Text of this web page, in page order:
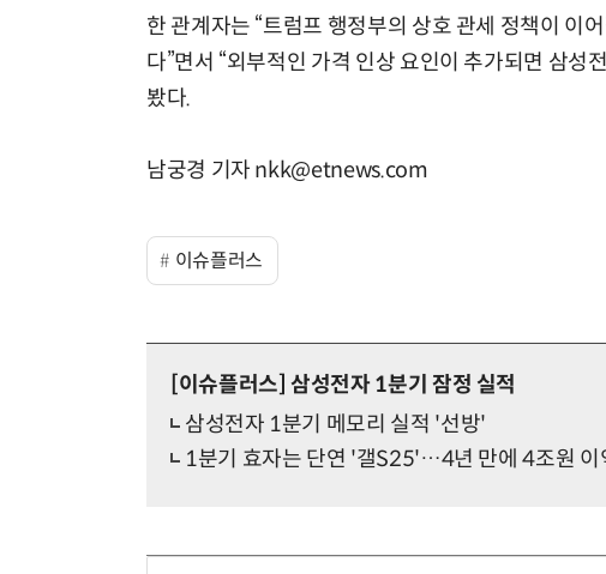
한 관계자는 “트럼프 행정부의 상호 관세 정책이 이
다”면서 “외부적인 가격 인상 요인이 추가되면 삼성
봤다.
남궁경 기자 nkk@etnews.com
이슈플러스
[이슈플러스] 삼성전자 1분기 잠정 실적
삼성전자 1분기 메모리 실적 '선방'
1분기 효자는 단연 '갤S25'…4년 만에 4조원 이